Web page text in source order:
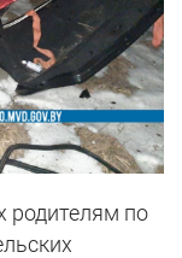
родителям по